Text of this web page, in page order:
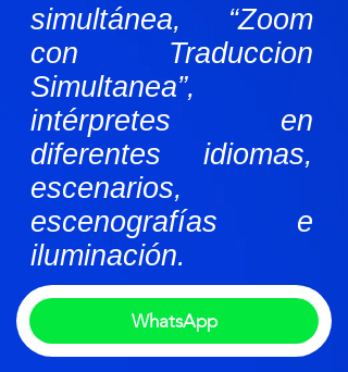
simultánea, “Zoom
con Traduccion
Simultanea”,
intérpretes en
diferentes idiomas,
escenarios,
escenografías e
iluminación.
WhatsApp